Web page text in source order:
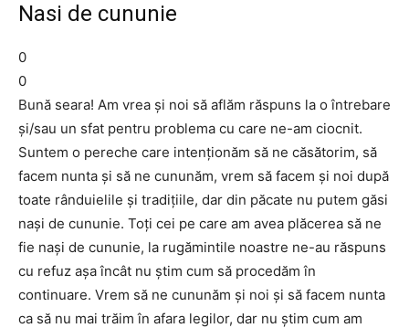
Nasi de cununie
0
0
Bună seara! Am vrea şi noi să aflăm răspuns la o întrebare
şi/sau un sfat pentru problema cu care ne-am ciocnit.
Suntem o pereche care intenţionăm să ne căsătorim, să
facem nunta şi să ne cununăm, vrem să facem şi noi după
toate rânduielile şi tradiţiile, dar din păcate nu putem găsi
naşi de cununie. Toţi cei pe care am avea plăcerea să ne
fie naşi de cununie, la rugămintile noastre ne-au răspuns
cu refuz aşa încât nu ştim cum să procedăm în
continuare. Vrem să ne cununăm şi noi şi să facem nunta
ca să nu mai trăim în afara legilor, dar nu ştim cum am